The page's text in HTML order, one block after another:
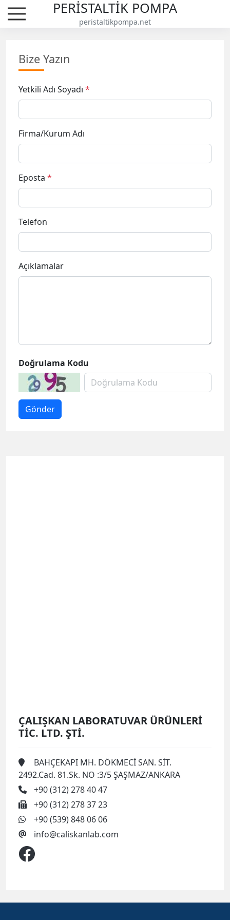
PERİSTALTİK POMPA
peristaltikpompa.net
Bize Yazın
Yetkili Adı Soyadı *
Firma/Kurum Adı
Eposta *
Telefon
Açıklamalar
Doğrulama Kodu
ÇALIŞKAN LABORATUVAR ÜRÜNLERİ
TİC. LTD. ŞTİ.
BAHÇEKAPI MH. DÖKMECİ SAN. SİT.
2492.Cad. 81.Sk. NO :3/5 ŞAŞMAZ/ANKARA
+90 (312) 278 40 47
+90 (312) 278 37 23
+90 (539) 848 06 06
info@caliskanlab.com